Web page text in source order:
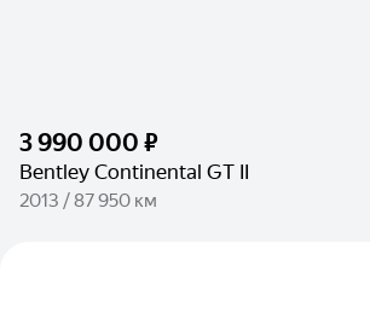
3 990 000 ₽
Bentley Continental GT II
2013 / 87 950 км